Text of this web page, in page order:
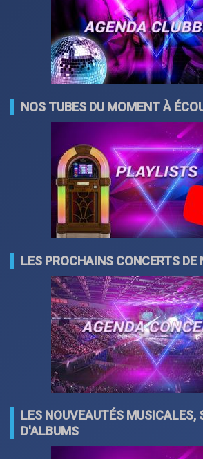
NOS TUBES DU MOMENT À
LES PROCHAINS CONCERTS DE
LES NOUVEAUTÉS MUSICALES,
D'ALBUMS